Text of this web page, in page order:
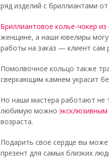
ряд изделий с бриллиантами
Бриллиантовое колье-чокер
женщине, а наши ювелиры
работы на заказ — клиент сам
Помолвочное кольцо также
сверкающим камнем украсит
Но наши мастера работают не
любимую можно
возраста.
Подарить свое сердце вы
презент для самых близких